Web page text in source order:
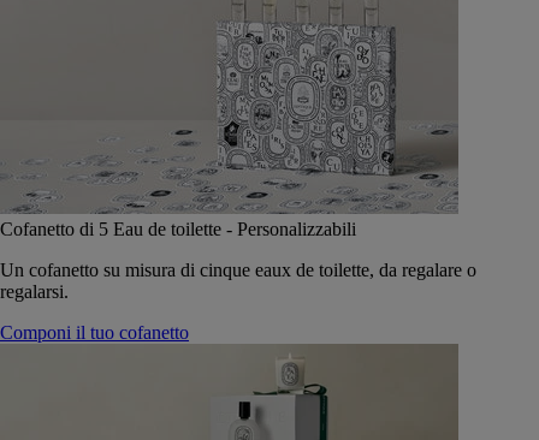
Cofanetto di 5 Eau de toilette - Personalizzabili
Un cofanetto su misura di cinque eaux de toilette, da regalare o
regalarsi.
Componi il tuo cofanetto